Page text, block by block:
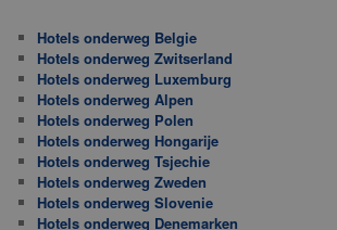
Hotels onderweg Belgie
Hotels onderweg Zwitserland
Hotels onderweg Luxemburg
Hotels onderweg Alpen
Hotels onderweg Polen
Hotels onderweg Hongarije
Hotels onderweg Tsjechie
Hotels onderweg Zweden
Hotels onderweg Slovenie
Hotels onderweg Denemarken